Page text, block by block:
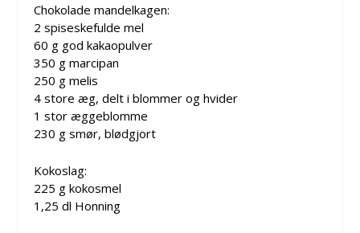
Chokolade mandelkagen:
2 spiseskefulde mel
60 g god kakaopulver
350 g marcipan
250 g melis
4 store æg, delt i blommer og hvider
1 stor æggeblomme
230 g smør, blødgjort
Kokoslag:
225 g kokosmel
1,25 dl Honning